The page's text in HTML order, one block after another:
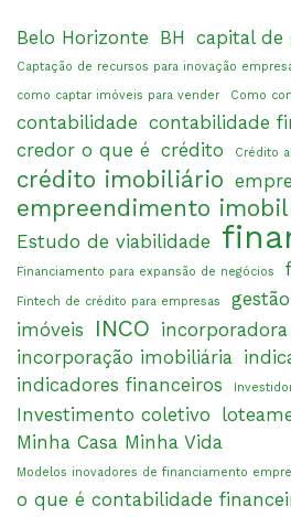
Belo Horizonte BH capital de
Captação de recursos para inovação
como captar imóveis para vender
Como
contabilidade contabilidade
credor o que é crédito Crédito
crédito imobiliário
empreendimento
Estudo de viabilidade
Financiamento para expansão de negócios
Fintech de crédito para empresas gestão
imóveis
INCO incorporadora
incorporação imobiliária
indicadores financeiros
Investimento coletivo
Minha Casa Minha Vida
Modelos inovadores de financiamento
o que é contabilidade